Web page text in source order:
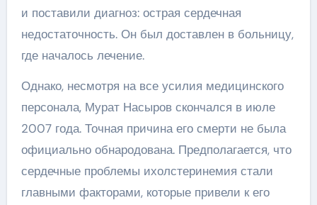
и поставили диагноз: острая сердечная
недостаточность. Он был доставлен в больницу,
где началось лечение.
Однако, несмотря на все усилия медицинского
персонала, Мурат Насыров скончался в июле
2007 года. Точная причина его смерти не была
официально обнародована. Предполагается, что
сердечные проблемы ихолстеринемия стали
главными факторами, которые привели к его